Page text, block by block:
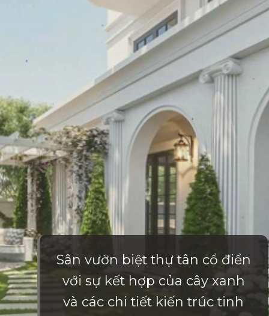
Sân vườn biệt thự tân cổ điển
với sự kết hợp của cây xanh
và các chi tiết kiến trúc tinh